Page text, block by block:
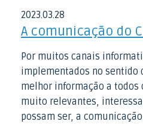
2023.03.28
A comunicação do
Por muitos canais
implementados no sentido
melhor informação a todos
muito relevantes,
possam ser, a comunicação